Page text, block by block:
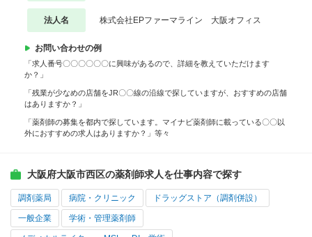
法人名 株式会社EPファーマライン 大阪オフィス
お問い合わせの例
「求人番号〇〇〇〇〇〇に興味があるので、詳細を教えていただけます
か？」
「残業が少なめの店舗をJR〇〇線の沿線で探していますが、おすすめの店舗
はありますか？」
「薬剤師の募集を都内で探しています。マイナビ薬剤師に載っている〇〇以
外におすすめの求人はありますか？」等々
大阪府大阪市西区の薬剤師求人を仕事内容で探す
調剤薬局 病院・クリニック ドラッグストア（調剤併設）
一般企業 学術・管理薬剤師